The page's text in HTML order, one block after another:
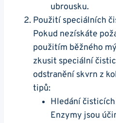
ubrousku.
Použití speciálních
Pokud nezískáte
použitím běžného
zkusit speciální
odstranění skvrn z
tipů:
Hledání
Enzymy jsou